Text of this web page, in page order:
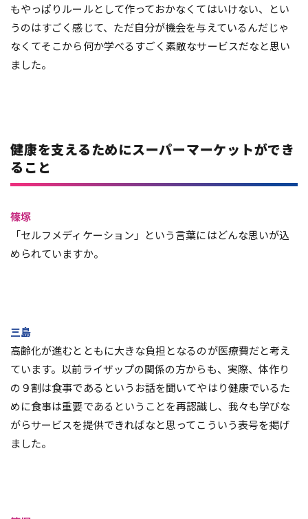
もやっぱりルールとして作っておかなくてはいけない、とい
うのはすごく感じて、ただ自分が機会を与えているんだじゃ
なくてそこから何か学べるすごく素敵なサービスだなと思い
ました。
健康を支えるためにスーパーマーケットができ
ること
篠塚
「セルフメディケーション」という言葉にはどんな思いが込
められていますか。
三島
高齢化が進むとともに大きな負担となるのが医療費だと考え
ています。以前ライザップの関係の方からも、実際、体作り
の９割は食事であるというお話を聞いてやはり健康でいるた
めに食事は重要であるということを再認識し、我々も学びな
がらサービスを提供できればなと思ってこういう表号を掲げ
ました。